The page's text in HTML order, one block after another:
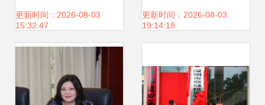
业的策略与路径
更新时间：2026-08-03
15:32:47
暖的双引擎
更新时间：2026-08-03
19:14:18